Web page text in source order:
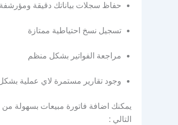
حفاظ سجلات بياناتك دقيقة ومؤرشفة
تسجيل نسخ احتياطية ممتازة
مراجعة الفواتير بشكل منظم
وجود تقارير مستمرة لاي عملية
يمكنك اضافة فاتورة مبيعات بسهولة
التالي :